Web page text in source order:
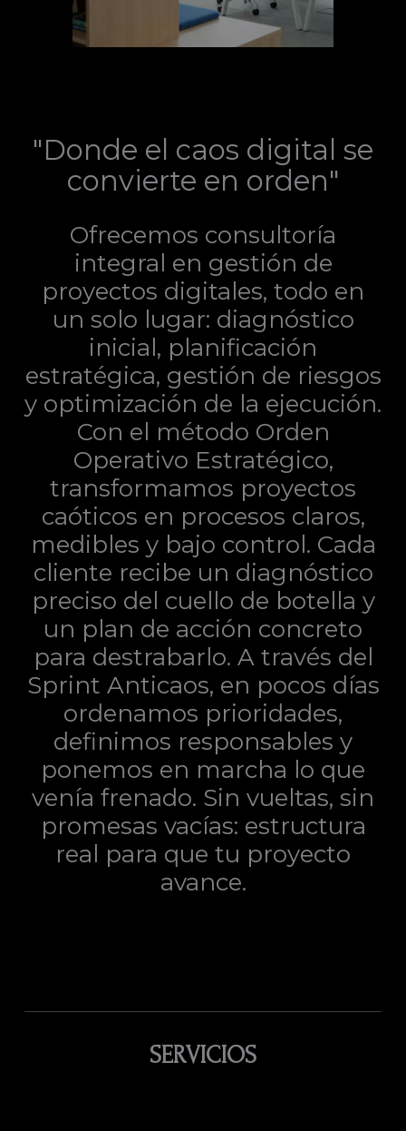
"Donde el caos digital se
convierte en orden"
Ofrecemos consultoría
integral en gestión de
proyectos digitales, todo en
un solo lugar: diagnóstico
inicial, planificación
estratégica, gestión de riesgos
y optimización de la ejecución.
Con el método Orden
Operativo Estratégico,
transformamos proyectos
caóticos en procesos claros,
medibles y bajo control. Cada
cliente recibe un diagnóstico
preciso del cuello de botella y
un plan de acción concreto
para destrabarlo. A través del
Sprint Anticaos, en pocos días
ordenamos prioridades,
definimos responsables y
ponemos en marcha lo que
venía frenado. Sin vueltas, sin
promesas vacías: estructura
real para que tu proyecto
avance.
SERVICIOS